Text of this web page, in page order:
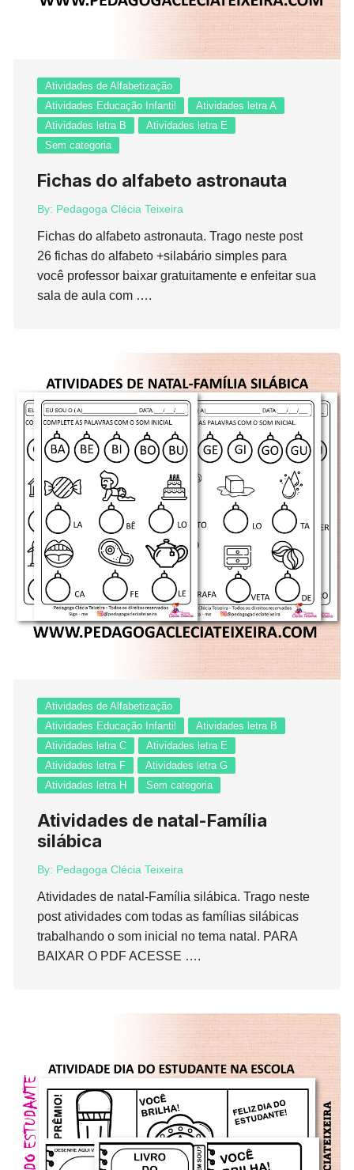
Atividades de Alfabetização
Atividades Educação Infantil
Atividades letra A
Atividades letra B
Atividades letra E
Sem categoria
Fichas do alfabeto astronauta
By: Pedagoga Clécia Teixeira
Fichas do alfabeto astronauta. Trago neste post
26 fichas do alfabeto +silabário simples para
você professor baixar gratuitamente e enfeitar sua
sala de aula com ….
Atividades de Alfabetização
Atividades Educação Infantil
Atividades letra B
Atividades letra C
Atividades letra E
Atividades letra F
Atividades letra G
Atividades letra H
Sem categoria
Atividades de natal-Família
silábica
By: Pedagoga Clécia Teixeira
Atividades de natal-Família silábica. Trago neste
post atividades com todas as famílias silábicas
trabalhando o som inicial no tema natal. PARA
BAIXAR O PDF ACESSE ….